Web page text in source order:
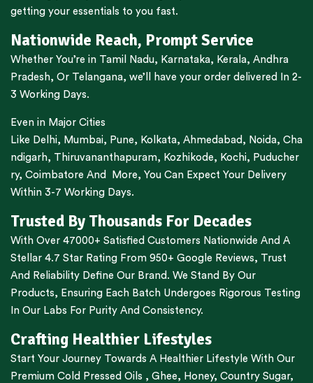
getting your essentials to you fast.
Nationwide Reach, Prompt Service
Whether You’re in Tamil Nadu, Karnataka, Kerala, Andhra
Pradesh, Or Telangana, we’ll have your order delivered In 2-
3 Working Days.
Even in Major Cities
Like Delhi, Mumbai, Pune, Kolkata, Ahmedabad , Noida, Cha
ndigarh, Thiruvananthapuram, Kozhikode, Kochi, Puducher
ry, Coimbatore And More, You Can Expect Your Delivery
Within 3-7 Working Days.
Trusted By Thousands For Decades
With Over 47000+ Satisfied Customers Nationwide And A
Stellar 4.7 Star Rating From 950+ Google Reviews, Trust
And Reliability Define Our Brand. We Stand By Our
Products, Ensuring Each Batch Undergoes Rigorous Testing
In Our Labs For Purity And Consistency.
Crafting Healthier Lifestyles
Start Your Journey Towards A Healthier Lifestyle With Our
Premium Cold Pressed Oils , Ghee, Honey, Country Sugar,